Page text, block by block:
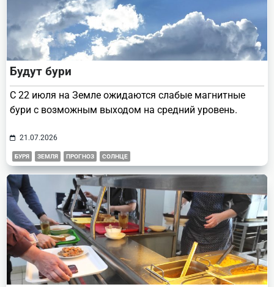
Будут бури
С 22 июля на Земле ожидаются слабые магнитные
бури с возможным выходом на средний уровень.
21.07.2026
БУРЯ ЗЕМЛЯ ПРОГНОЗ СОЛНЦЕ